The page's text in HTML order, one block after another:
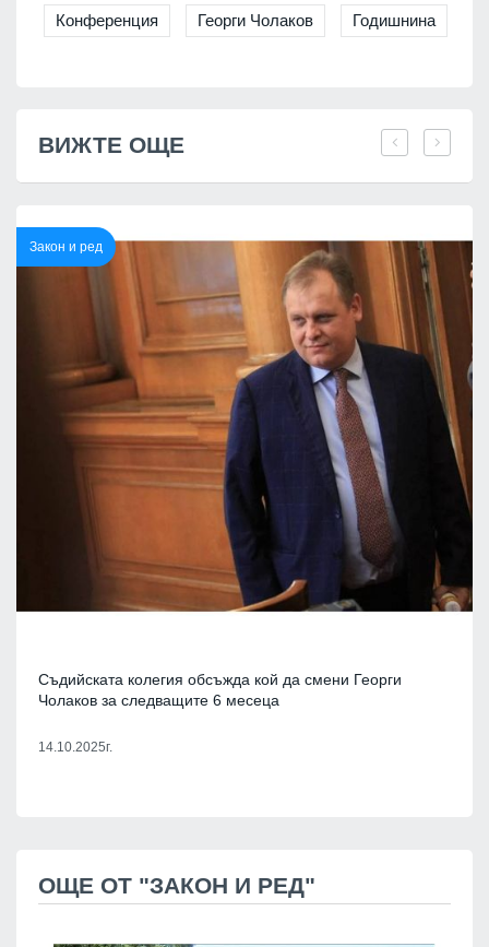
Конференция Георги Чолаков Годишнина
ВИЖТЕ ОЩЕ
Закон и ред
Съдийската колегия обсъжда кой да смени Георги
Чолаков за следващите 6 месеца
14.10.2025г.
ОЩЕ ОТ "ЗАКОН И РЕД"